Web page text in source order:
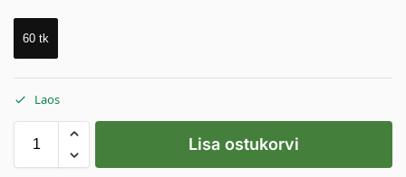
60 tk
Laos
Lisa ostukorvi